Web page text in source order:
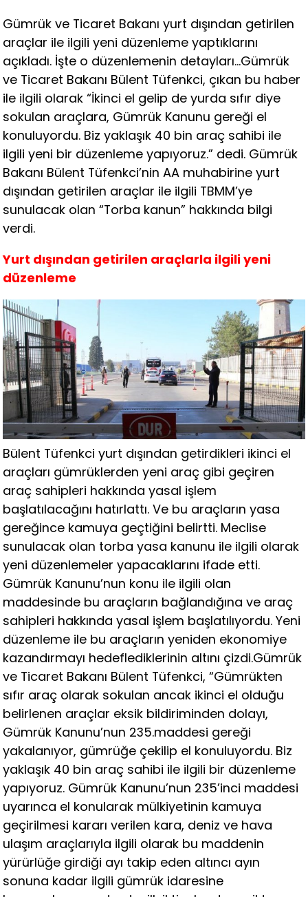
Gümrük ve Ticaret Bakanı yurt dışından getirilen
araçlar ile ilgili yeni düzenleme yaptıklarını
açıkladı. İşte o düzenlemenin detayları…Gümrük
ve Ticaret Bakanı Bülent Tüfenkci, çıkan bu haber
ile ilgili olarak “İkinci el gelip de yurda sıfır diye
sokulan araçlara, Gümrük Kanunu gereği el
konuluyordu. Biz yaklaşık 40 bin araç sahibi ile
ilgili yeni bir düzenleme yapıyoruz.” dedi. Gümrük
Bakanı Bülent Tüfenkci’nin AA muhabirine yurt
dışından getirilen araçlar ile ilgili TBMM’ye
sunulacak olan “Torba kanun” hakkında bilgi
verdi.
Yurt dışından getirilen araçlarla ilgili yeni
düzenleme
Bülent Tüfenkci yurt dışından getirdikleri ikinci el
araçları gümrüklerden yeni araç gibi geçiren
araç sahipleri hakkında yasal işlem
başlatılacağını hatırlattı. Ve bu araçların yasa
gereğince kamuya geçtiğini belirtti. Meclise
sunulacak olan torba yasa kanunu ile ilgili olarak
yeni düzenlemeler yapacaklarını ifade etti.
Gümrük Kanunu’nun konu ile ilgili olan
maddesinde bu araçların bağlandığına ve araç
sahipleri hakkında yasal işlem başlatılıyordu. Yeni
düzenleme ile bu araçların yeniden ekonomiye
kazandırmayı hedeflediklerinin altını çizdi.Gümrük
ve Ticaret Bakanı Bülent Tüfenkci, “Gümrükten
sıfır araç olarak sokulan ancak ikinci el olduğu
belirlenen araçlar eksik bildiriminden dolayı,
Gümrük Kanunu’nun 235.maddesi gereği
yakalanıyor, gümrüğe çekilip el konuluyordu. Biz
yaklaşık 40 bin araç sahibi ile ilgili bir düzenleme
yapıyoruz. Gümrük Kanunu’nun 235’inci maddesi
uyarınca el konularak mülkiyetinin kamuya
geçirilmesi kararı verilen kara, deniz ve hava
ulaşım araçlarıyla ilgili olarak bu maddenin
yürürlüğe girdiği ayı takip eden altıncı ayın
sonuna kadar ilgili gümrük idaresine